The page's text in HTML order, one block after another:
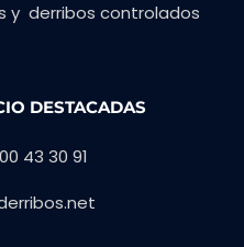
y derribos controlados
DESTACADAS
43 30 91